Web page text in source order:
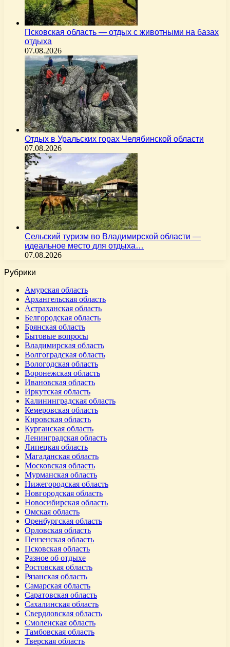
Псковская область — отдых с животными на базах
отдыха
07.08.2026
Отдых в Уральских горах Челябинской области
07.08.2026
Сельский туризм во Владимирской области —
идеальное место для отдыха…
07.08.2026
Рубрики
Амурская область
Архангельская область
Астраханская область
Белгородская область
Брянская область
Бытовые вопросы
Владимирская область
Волгоградская область
Вологодская область
Воронежская область
Ивановская область
Иркутская область
Калининградская область
Кемеровская область
Кировская область
Курганская область
Ленинградская область
Липецкая область
Магаданская область
Московская область
Мурманская область
Нижегородская область
Новгородская область
Новосибирская область
Омская область
Оренбургская область
Орловская область
Пензенская область
Псковская область
Разное об отдыхе
Ростовская область
Рязанская область
Самарская область
Саратовская область
Сахалинская область
Свердловская область
Смоленская область
Тамбовская область
Тверская область